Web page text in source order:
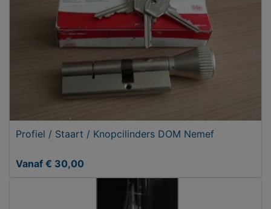
Profiel / Staart / Knopcilinders DOM Nemef
Vanaf € 30,00